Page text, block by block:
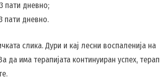
пати дневно;
пати дневно.
слика. Дури и кај лесни воспаленија на
има терапијата континуиран успех,